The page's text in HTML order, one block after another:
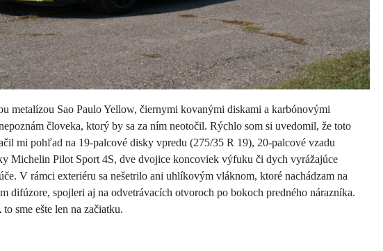
metalízou Sao Paulo Yellow, čiernymi kovanými diskami a karbónovými
človeka, ktorý by sa za ním neotočil. Rýchlo som si uvedomil, že toto
mi pohľad na 19-palcové disky vpredu (275/35 R 19), 20-palcové vzadu
Michelin Pilot Sport 4S, dve dvojice koncoviek výfuku či dych vyrážajúce
V rámci exteriéru sa nešetrilo ani uhlíkovým vláknom, ktoré nachádzam na
difúzore, spojleri aj na odvetrávacích otvoroch po bokoch predného nárazníka.
sme ešte len na začiatku.
Majo Bona aug 7, 2026 0